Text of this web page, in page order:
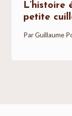
L’histoire
petite
ParGuillaume